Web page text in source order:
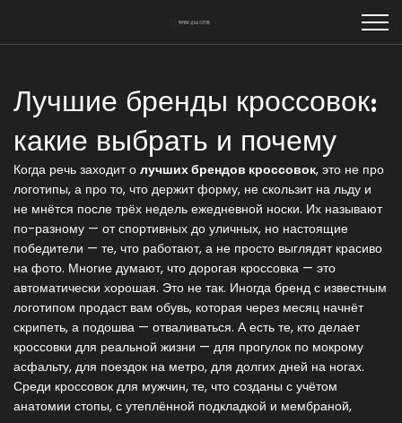
Лучшие бренды кроссовок:
какие выбрать и почему
Когда речь заходит о лучших брендов кроссовок, это не про
логотипы, а про то, что держит форму, не скользит на льду и
не мнётся после трёх недель ежедневной носки. Их называют
по-разному — от спортивных до уличных, но настоящие
победители — те, что работают, а не просто выглядят красиво
на фото. Многие думают, что дорогая кроссовка — это
автоматически хорошая. Это не так. Иногда бренд с известным
логотипом продаст вам обувь, которая через месяц начнёт
скрипеть, а подошва — отваливаться. А есть те, кто делает
кроссовки для реальной жизни — для прогулок по мокрому
асфальту, для поездок на метро, для долгих дней на ногах.
Среди кроссовок для мужчин, те, что созданы с учётом
анатомии стопы, с утеплённой подкладкой и мембраной,